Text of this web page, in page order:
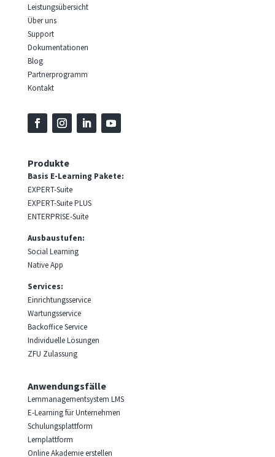
Leistungsübersicht
Über uns
Support
Dokumentationen
Blog
Partnerprogramm
Kontakt
Produkte
Basis E-Learning Pakete:
EXPERT-Suite
EXPERT-Suite PLUS
ENTERPRISE-Suite
Ausbaustufen:
Social Learning
Native App
Services:
Einrichtungsservice
Wartungsservice
Backoffice Service
Individuelle Lösungen
ZFU Zulassung
Anwendungsfälle
Lernmanagementsystem LMS
E-Learning für Unternehmen
Schulungsplattform
Lernplattform
Online Akademie erstellen